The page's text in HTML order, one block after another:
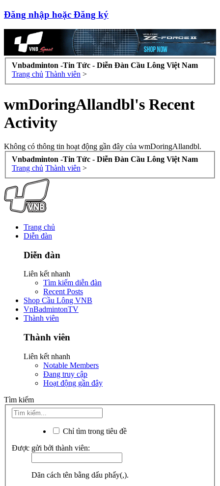
Đăng nhập hoặc Đăng ký
Vnbadminton -Tin Tức - Diễn Đàn Cầu Lông Việt Nam
Trang chủ Thành viên >
wmDoringAllandbl's Recent
Activity
Không có thông tin hoạt động gần đây của wmDoringAllandbl.
Vnbadminton -Tin Tức - Diễn Đàn Cầu Lông Việt Nam
Trang chủ Thành viên >
Trang chủ
Diễn đàn
Diễn đàn
Liên kết nhanh
Tìm kiếm diễn đàn
Recent Posts
Shop Cầu Lông VNB
VnBadmintonTV
Thành viên
Thành viên
Liên kết nhanh
Notable Members
Đang truy cập
Hoạt động gần đây
Tìm kiếm
Chỉ tìm trong tiêu đề
Được gửi bởi thành viên:
Dãn cách tên bằng dấu phẩy(,).